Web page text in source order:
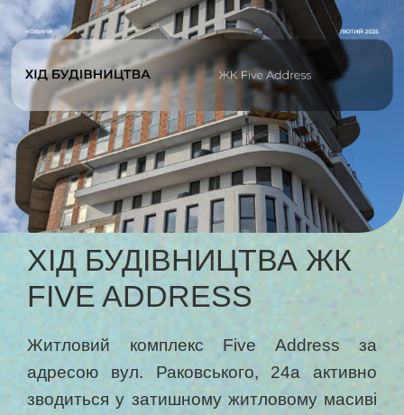
ХІД БУДІВНИЦТВА ЖК
FIVE ADDRESS
Житловий комплекс Five Address за
адресою вул. Раковського, 24а активно
зводиться у затишному житловому масиві